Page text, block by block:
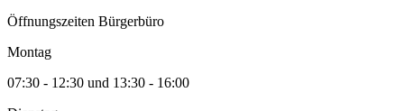
Öffnungszeiten Bürgerbüro
Montag
07:30 - 12:30 und 13:30 - 16:00